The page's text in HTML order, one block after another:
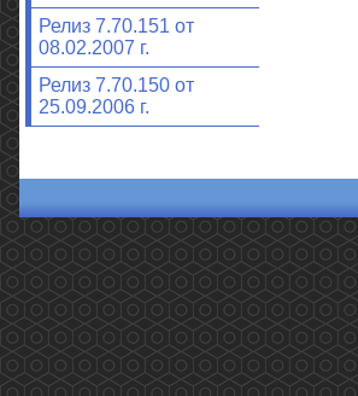
Релиз 7.70.151 от
08.02.2007 г.
Релиз 7.70.150 от
25.09.2006 г.